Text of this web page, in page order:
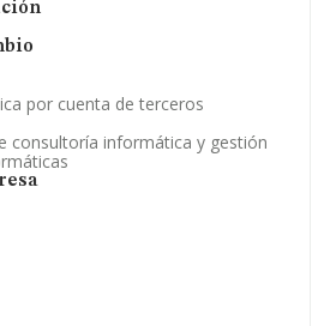
por cuenta de terceros
consultoría informática y gestión